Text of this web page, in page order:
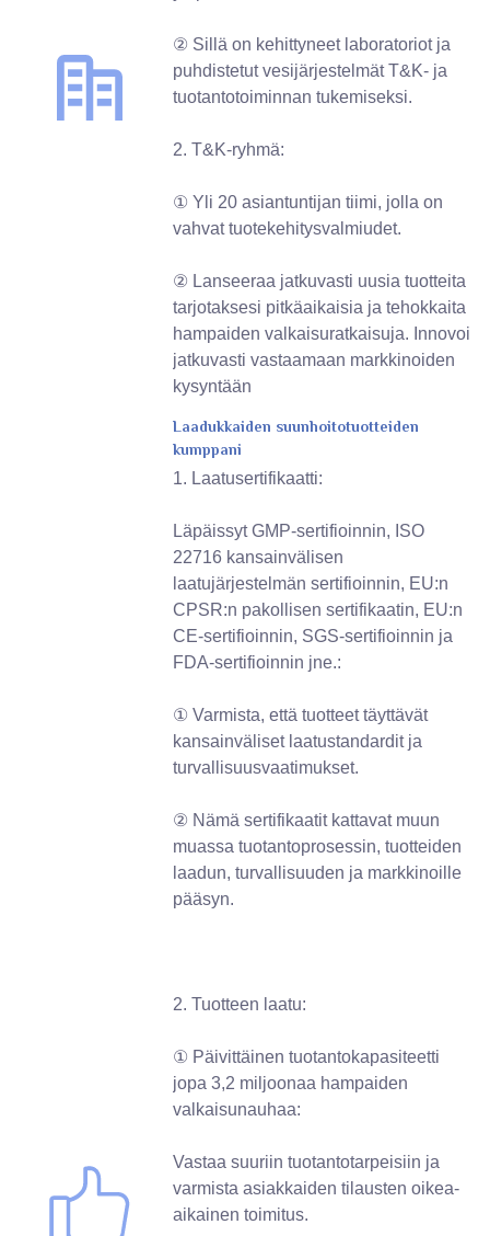
② Sillä on kehittyneet laboratoriot ja
puhdistetut vesijärjestelmät T&K- ja
tuotantotoiminnan tukemiseksi.
2. T&K-ryhmä:
① Yli 20 asiantuntijan tiimi, jolla on
vahvat tuotekehitysvalmiudet.
② Lanseeraa jatkuvasti uusia tuotteita
tarjotaksesi pitkäaikaisia ​​ja tehokkaita
hampaiden valkaisuratkaisuja. Innovoi
jatkuvasti vastaamaan markkinoiden
kysyntään
Laadukkaiden suunhoitotuotteiden
kumppani
1. Laatusertifikaatti:
Läpäissyt GMP-sertifioinnin, ISO
22716 kansainvälisen
laatujärjestelmän sertifioinnin, EU:n
CPSR:n pakollisen sertifikaatin, EU:n
CE-sertifioinnin, SGS-sertifioinnin ja
FDA-sertifioinnin jne.:
① Varmista, että tuotteet täyttävät
kansainväliset laatustandardit ja
turvallisuusvaatimukset.
② Nämä sertifikaatit kattavat muun
muassa tuotantoprosessin, tuotteiden
laadun, turvallisuuden ja markkinoille
pääsyn.
2. Tuotteen laatu:
① Päivittäinen tuotantokapasiteetti
jopa 3,2 miljoonaa hampaiden
valkaisunauhaa:
Vastaa suuriin tuotantotarpeisiin ja
varmista asiakkaiden tilausten oikea-
aikainen toimitus.